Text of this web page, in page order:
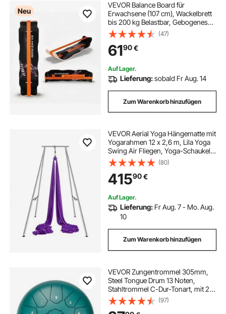
Neu
VEVOR Balance Board für
Erwachsene (107 cm), Wackelbrett
bis 200 kg Belastbar, Gebogenes
Balance-Trainingsgerät mit Gurt für
Core-Workouts Stehpultübungen
Heim-Fitnessstudio Yoga, Orange
Schwarz
(47)
6190€
Auf Lager.
Lieferung:sobald Fr Aug. 14
Zum Warenkorb hinzufügen
VEVOR Aerial Yoga Hängematte mit
Yogarahmen 12 x 2,6 m, Lila Yoga
Swing Air Fliegen, Yoga-Schaukel
Hammock Swing 250 kg Max.
Tragfähigkeit, inkl. Yoga-Socken &
Fußpolster, Anti-Gravity-Übungen
(80)
41590€
Auf Lager.
Lieferung: Fr Aug. 7 - Mo. Aug.
10
Zum Warenkorb hinzufügen
VEVOR Zungentrommel 305mm,
Steel Tongue Drum 13 Noten,
Stahltrommel C-Dur-Tonart, mit 2
Schlägeln & Tragetasche,
Handpan-Trommel,
(97)